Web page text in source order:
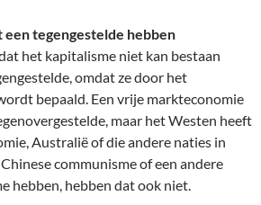
tegengestelde hebben
het kapitalisme niet kan bestaan
omdat ze door het
bepaald. Een vrije markteconomie
maar het Westen heeft
Australië of die andere naties in
communisme of een andere
hebben, hebben dat ook niet.